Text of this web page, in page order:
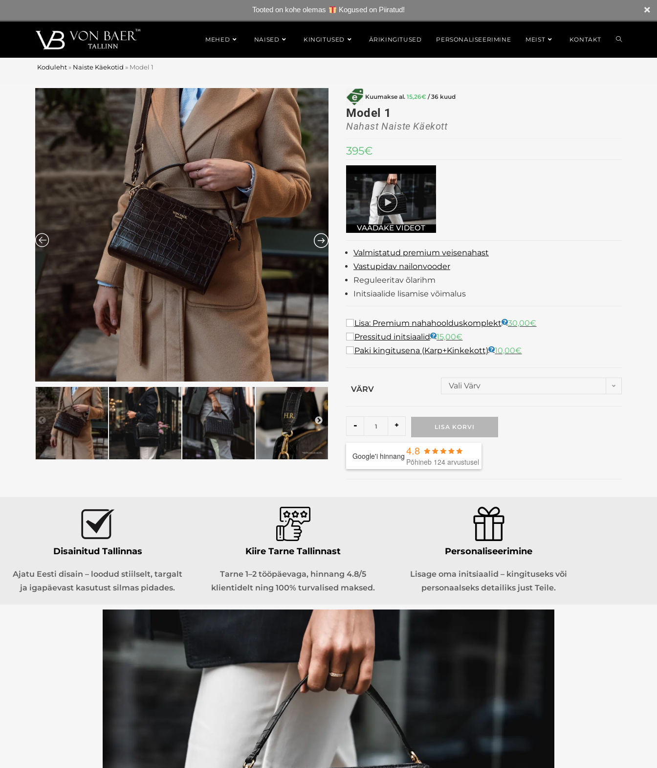
Tooted on kohe olemas Kogused on Piiratud!
MEHED NAISED KINGITUSED ÄRIKINGITUSED PERSONALISEERIMINE MEIST KONTAKT
Koduleht » Naiste Käekotid » Model 1
Kuumakse al. 15,26€ / 36 kuud
Model 1
Nahast Naiste Käekott
395€
Valmistatud premium veisenahast
Vastupidav nailonvooder
Reguleeritav õlarihm
Initsiaalide lisamise võimalus
Lisa: Premium nahahoolduskomplekt 30,00€
Pressitud initsiaalid
15,00€
Paki kingitusena (Karp+Kinkekott)
10,00€
VÄRV Vali Värv
- + LISA KORVI
Google'i hinnang 4.8
Põhineb 124 arvustusel
Disainitud Tallinnas
Ajatu Eesti disain – loodud stiilselt, targalt
ja igapäevast kasutust silmas pidades.
Kiire Tarne Tallinnast
Tarne 1–2 tööpäevaga, hinnang 4.8/5
klientidelt ning 100% turvalised maksed.
Personaliseerimine
Lisage oma initsiaalid – kingituseks või
personaalseks detailiks just Teile.